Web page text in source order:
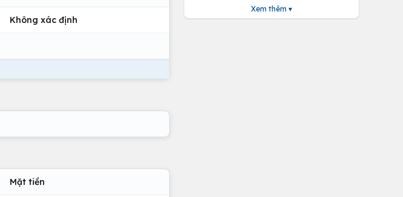
Không xác định
Mặt tiền
Xem thêm ▾